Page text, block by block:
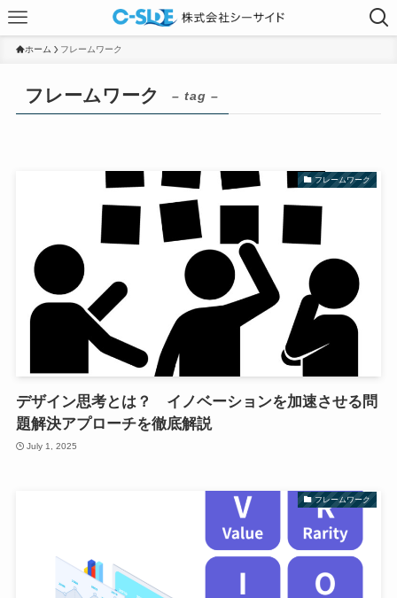
ホーム フレームワーク
フレームワーク – tag –
フレームワーク
デザイン思考とは？ イノベーションを加速させる問
題解決アプローチを徹底解説
July 1, 2025
フレームワーク